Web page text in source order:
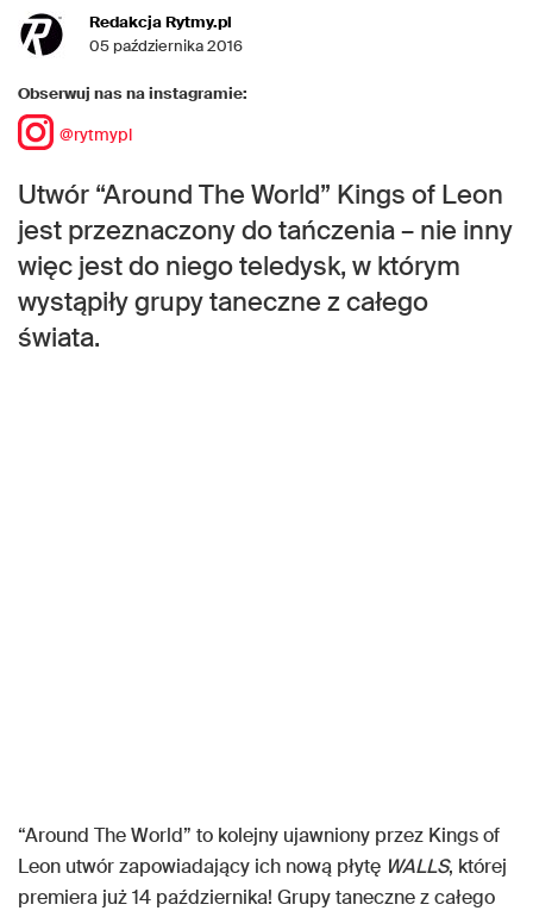
Redakcja Rytmy.pl
05 października 2016
Obserwuj nas na instagramie:
@rytmypl
Utwór “Around The World” Kings of Leon
jest przeznaczony do tańczenia – nie inny
więc jest do niego teledysk, w którym
wystąpiły grupy taneczne z całego
świata.
“Around The World” to kolejny ujawniony przez Kings of
Leon utwór zapowiadający ich nową płytę WALLS, której
premiera już 14 października! Grupy taneczne z całego